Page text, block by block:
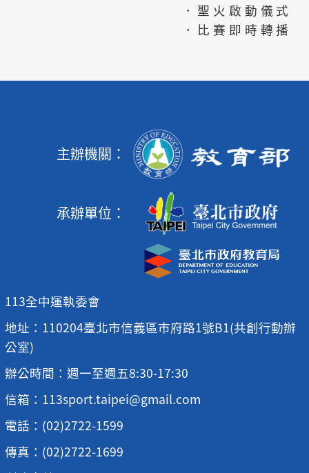
．聖火啟動儀式
．比賽即時轉播
主辦機關：
承辦單位：
113全中運執委會
地址：110204臺北市信義區市府路1號B1(共創行動辦
公室)
辦公時間：週一至週五8:30-17:30
信箱：113sport.taipei@gmail.com
電話：(02)2722-1599
傳真：(02)2722-1699